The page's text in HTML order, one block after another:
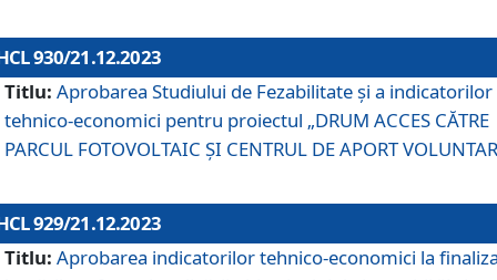
930/21.12.2023
Titlu: Aprobarea Studiului de Fezabilitate și a indicatorilor
tehnico-economici pentru proiectul „DRUM ACCES CĂTRE
PARCUL FOTOVOLTAIC ȘI CENTRUL DE APORT
929/21.12.2023
Titlu: Aprobarea indicatorilor tehnico-economici la